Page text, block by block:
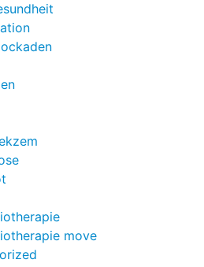
move